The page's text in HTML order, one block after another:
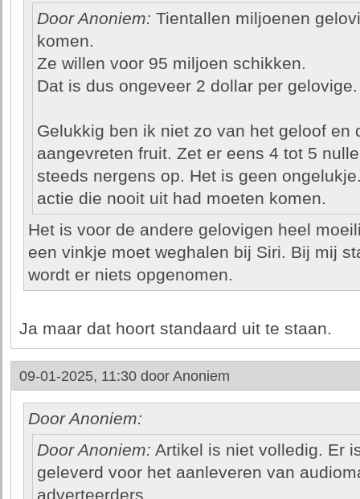
Door Anoniem: Tientallen miljoenen
komen.
Ze willen voor 95 miljoen schikken.
Dat is dus ongeveer 2 dollar per gelovige.
Gelukkig ben ik niet zo van het geloof en
aangevreten fruit. Zet er eens 4 tot 5
steeds nergens op. Het is geen
actie die nooit uit had moeten komen.
Het is voor de andere gelovigen heel
een vinkje moet weghalen bij Siri. Bij mij
wordt er niets opgenomen.
Ja maar dat hoort standaard uit te staan.
09-01-2025, 11:30 door Anoniem
Door Anoniem:
Door Anoniem: Artikel is niet volledig. Er
geleverd voor het aanleveren van
adverteerders.